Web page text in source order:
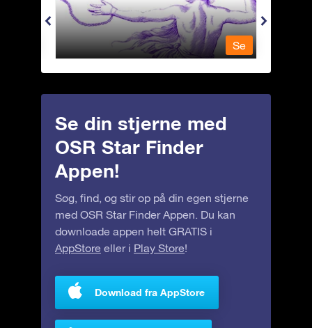
Se
Se din stjerne med
OSR Star Finder
Appen!
Søg, find, og stir op på din egen stjerne
med OSR Star Finder Appen. Du kan
downloade appen helt GRATIS i
AppStore eller i Play Store!
Download fra AppStore